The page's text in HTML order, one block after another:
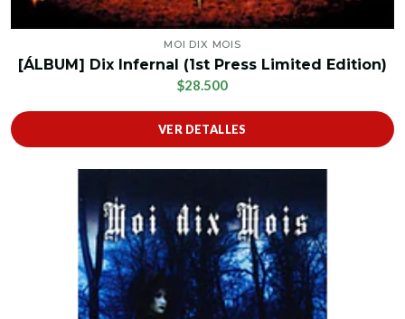
MOI DIX MOIS
[ÁLBUM] Dix Infernal (1st Press Limited Edition)
$28.500
VER DETALLES